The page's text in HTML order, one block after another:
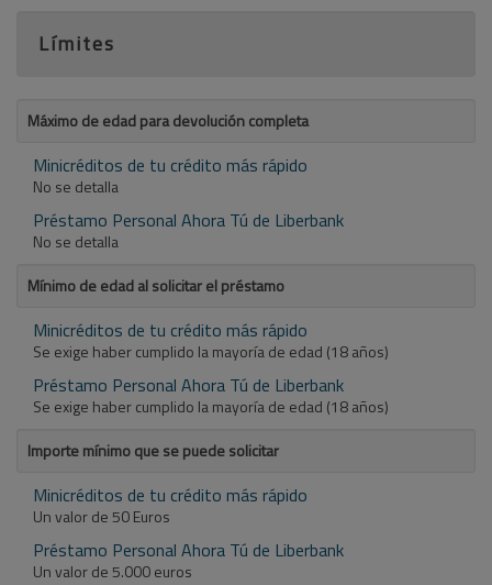
Límites
Máximo de edad para devolución completa
Minicréditos de tu crédito más rápido
No se detalla
Préstamo Personal Ahora Tú de Liberbank
No se detalla
Mínimo de edad al solicitar el préstamo
Minicréditos de tu crédito más rápido
Se exige haber cumplido la mayoría de edad (18 años)
Préstamo Personal Ahora Tú de Liberbank
Se exige haber cumplido la mayoría de edad (18 años)
Importe mínimo que se puede solicitar
Minicréditos de tu crédito más rápido
Un valor de 50 Euros
Préstamo Personal Ahora Tú de Liberbank
Un valor de 5.000 euros